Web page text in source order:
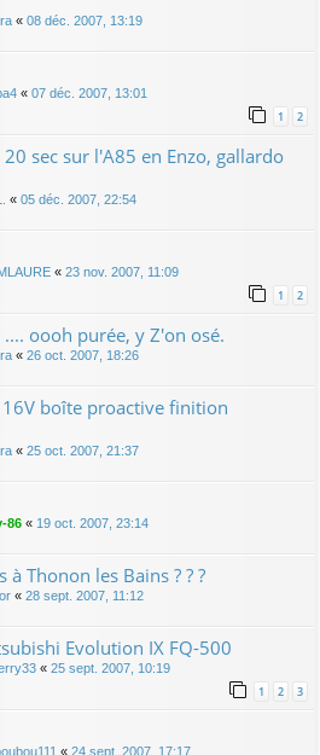
« 08 déc. 2007, 13:19
« 07 déc. 2007, 13:01
1 2
sec sur l'A85 en Enzo, gallardo
« 05 déc. 2007, 22:54
« 23 nov. 2007, 11:09
1 2
oooh purée, y Z'on osé.
« 26 oct. 2007, 18:26
16V boîte proactive finition
« 25 oct. 2007, 21:37
86 « 19 oct. 2007, 23:14
à Thonon les Bains ? ? ?
« 28 sept. 2007, 11:12
Evolution IX FQ-500
« 25 sept. 2007, 10:19
1 2 3
« 24 sept. 2007, 17:17